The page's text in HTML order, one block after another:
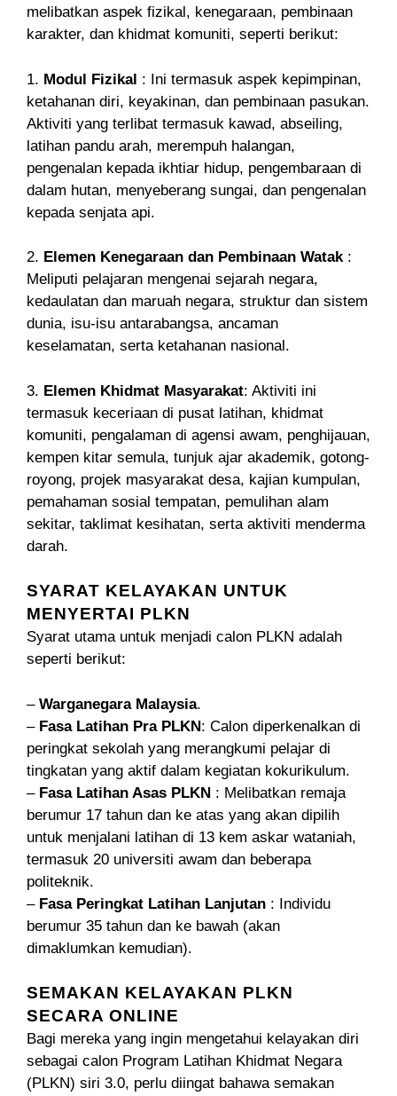
melibatkan aspek fizikal, kenegaraan, pembinaan
karakter, dan khidmat komuniti, seperti berikut:
1. Modul Fizikal : Ini termasuk aspek kepimpinan,
ketahanan diri, keyakinan, dan pembinaan pasukan.
Aktiviti yang terlibat termasuk kawad, abseiling,
latihan pandu arah, merempuh halangan,
pengenalan kepada ikhtiar hidup, pengembaraan di
dalam hutan, menyeberang sungai, dan pengenalan
kepada senjata api.
2. Elemen Kenegaraan dan Pembinaan Watak:
Meliputi pelajaran mengenai sejarah negara,
kedaulatan dan maruah negara, struktur dan sistem
dunia, isu-isu antarabangsa, ancaman
keselamatan, serta ketahanan nasional.
3. Elemen Khidmat Masyarakat: Aktiviti ini
termasuk keceriaan di pusat latihan, khidmat
komuniti, pengalaman di agensi awam, penghijauan,
kempen kitar semula, tunjuk ajar akademik, gotong-
royong, projek masyarakat desa, kajian kumpulan,
pemahaman sosial tempatan, pemulihan alam
sekitar, taklimat kesihatan, serta aktiviti menderma
darah.
SYARAT KELAYAKAN UNTUK
MENYERTAI PLKN
Syarat utama untuk menjadi calon PLKN adalah
seperti berikut:
– Warganegara Malaysia.
– Fasa Latihan Pra PLKN: Calon diperkenalkan di
peringkat sekolah yang merangkumi pelajar di
tingkatan yang aktif dalam kegiatan kokurikulum.
– Fasa Latihan Asas PLKN : Melibatkan remaja
berumur 17 tahun dan ke atas yang akan dipilih
untuk menjalani latihan di 13 kem askar wataniah,
termasuk 20 universiti awam dan beberapa
politeknik.
– Fasa Peringkat Latihan Lanjutan : Individu
berumur 35 tahun dan ke bawah (akan
dimaklumkan kemudian).
SEMAKAN KELAYAKAN PLKN
SECARA ONLINE
Bagi mereka yang ingin mengetahui kelayakan diri
sebagai calon Program Latihan Khidmat Negara
(PLKN) siri 3.0, perlu diingat bahawa semakan